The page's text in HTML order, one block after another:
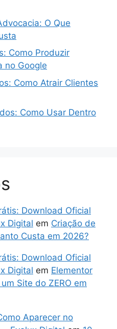
O Que
Como Produzir
no Google
Como Atrair Clientes
Como Usar Dentro
Download Oficial
Digital em Criação de
Custa em 2026?
Download Oficial
Digital em Elementor
Site do ZERO em
Aparecer no